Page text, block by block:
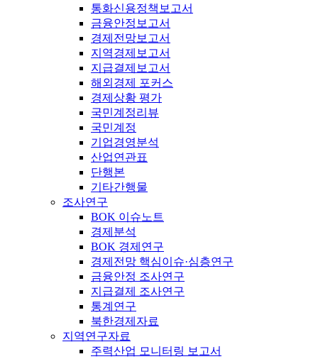
통화신용정책보고서
금융안정보고서
경제전망보고서
지역경제보고서
지급결제보고서
해외경제 포커스
경제상황 평가
국민계정리뷰
국민계정
기업경영분석
산업연관표
단행본
기타간행물
조사연구
BOK 이슈노트
경제분석
BOK 경제연구
경제전망 핵심이슈·심층연구
금융안정 조사연구
지급결제 조사연구
통계연구
북한경제자료
지역연구자료
주력산업 모니터링 보고서